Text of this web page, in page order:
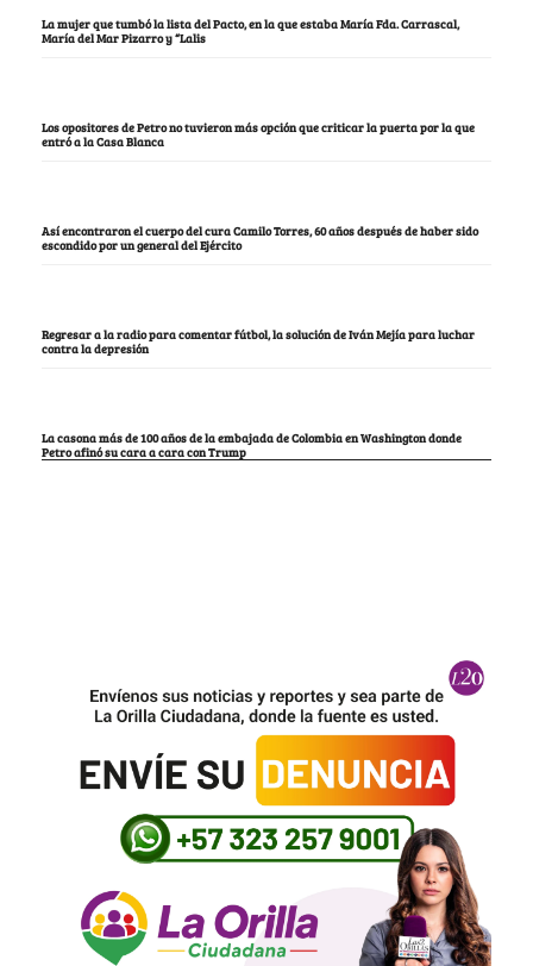
La mujer que tumbó la lista del Pacto, en la que estaba María Fda. Carrascal,
María del Mar Pizarro y “Lalis
Los opositores de Petro no tuvieron más opción que criticar la puerta por la que
entró a la Casa Blanca
Así encontraron el cuerpo del cura Camilo Torres, 60 años después de haber sido
escondido por un general del Ejército
Regresar a la radio para comentar fútbol, la solución de Iván Mejía para luchar
contra la depresión
La casona más de 100 años de la embajada de Colombia en Washington donde
Petro afinó su cara a cara con Trump